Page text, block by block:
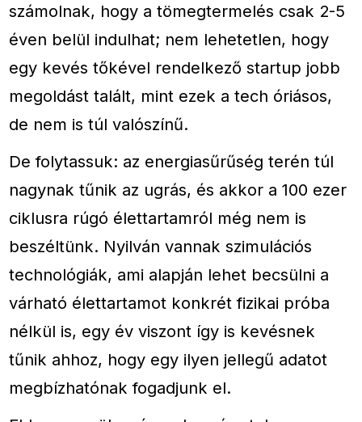
számolnak, hogy a tömegtermelés csak 2-5
éven belül indulhat; nem lehetetlen, hogy
egy kevés tőkével rendelkező startup jobb
megoldást talált, mint ezek a tech óriásos,
de nem is túl valószínű.
De folytassuk: az energiasűrűség terén túl
nagynak tűnik az ugrás, és akkor a 100 ezer
ciklusra rúgó élettartamról még nem is
beszéltünk. Nyilván vannak szimulációs
technológiák, ami alapján lehet becsülni a
várható élettartamot konkrét fizikai próba
nélkül is, egy év viszont így is kevésnek
tűnik ahhoz, hogy egy ilyen jellegű adatot
megbízhatónak fogadjunk el.